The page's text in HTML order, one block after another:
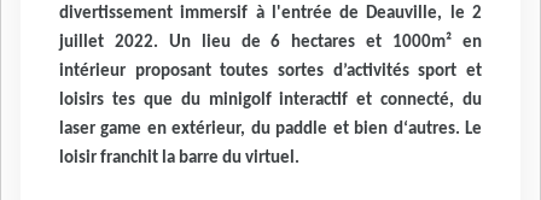
divertissement immersif à l'entrée de Deauville, le 2
juillet 2022. Un lieu de 6 hectares et 1000m² en
intérieur proposant toutes sortes d’activités sport et
loisirs tes que du minigolf interactif et connecté, du
laser game en extérieur, du paddle et bien d‘autres. Le
loisir franchit la barre du virtuel.